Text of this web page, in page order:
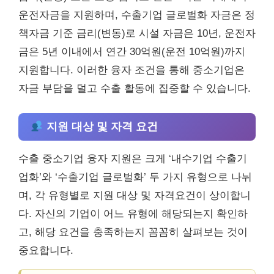
운전자금을 지원하며, 수출기업 글로벌화 자금은 정
책자금 기준 금리(변동)로 시설 자금은 10년, 운전자
금은 5년 이내에서 연간 30억원(운전 10억원)까지
지원합니다. 이러한 융자 조건을 통해 중소기업은
자금 부담을 덜고 수출 활동에 집중할 수 있습니다.
지원 대상 및 자격 요건
수출 중소기업 융자 지원은 크게 ‘내수기업 수출기
업화’와 ‘수출기업 글로벌화’ 두 가지 유형으로 나뉘
며, 각 유형별로 지원 대상 및 자격요건이 상이합니
다. 자신의 기업이 어느 유형에 해당되는지 확인하
고, 해당 요건을 충족하는지 꼼꼼히 살펴보는 것이
중요합니다.